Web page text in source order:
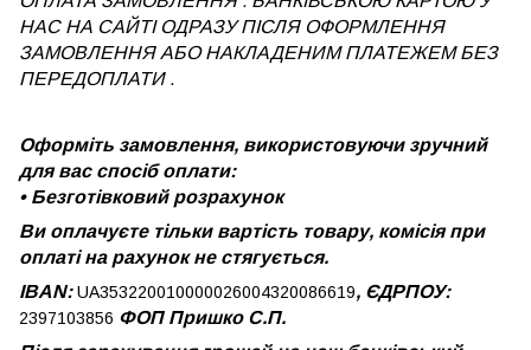
НАС НА САЙТІ ОДРАЗУ ПІСЛЯ ОФОРМЛЕННЯ
ЗАМОВЛЕННЯ АБО НАКЛАДЕНИМ ПЛАТЕЖЕМБЕЗ
ПЕРЕДОПЛАТИ .
Оформіть замовлення, використовуючи зручний
для вас спосіб оплати:
• Безготівковий розрахунок
Ви оплачуєте тільки вартість товару, комісія при
оплаті на рахунок не стягується.
IBAN:UA353220010000026004320086619, ЄДРПОУ:
2397103856 ФОП Пришко С.П.